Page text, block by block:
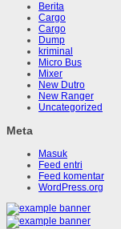
Berita
Cargo
Cargo
Dump
kriminal
Micro Bus
Mixer
New Dutro
New Ranger
Uncategorized
Meta
Masuk
Feed entri
Feed komentar
WordPress.org